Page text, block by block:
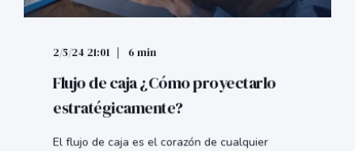
2/5/24 21:01 6 min
Flujo de caja ¿Cómo proyectarlo
estratégicamente?
El flujo de caja es el corazón de cualquier